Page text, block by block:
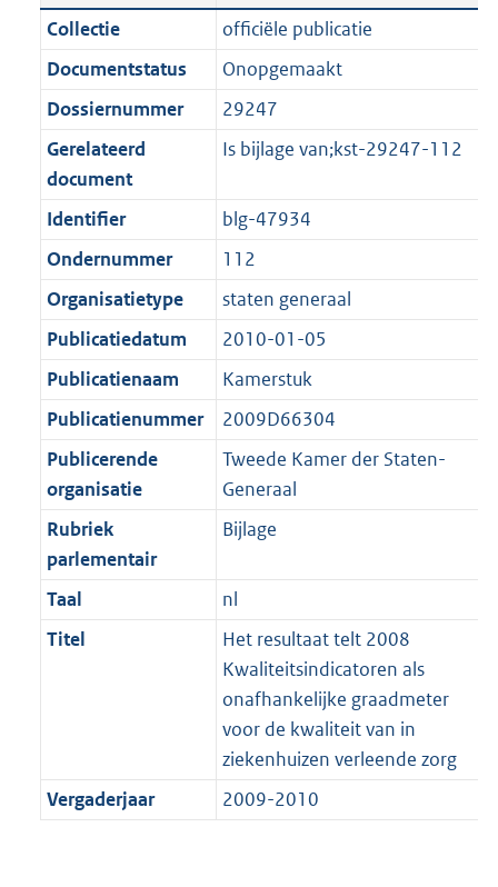
c
t
i
e
i
f
o
r
m
a
a
t
t
:
1
,
8
M
b
n
d
s
r
o
o
t
e
:
1
K
b
a
n
d
g
r
o
o
t
e
:
1
K
b
Collectie
officiële publicatie
Documentstatus
Onopgemaakt
Dossiernummer
29247
Gerelateerd
document
Is bijlage van;kst-29247-112
Identifier
blg-47934
Ondernummer
112
Organisatietype
staten generaal
Publicatiedatum
2010-01-05
Publicatienaam
Kamerstuk
Publicatienummer
2009D66304
Publicerende
organisatie
Tweede Kamer der Staten-
Generaal
Rubriek
parlementair
Bijlage
Taal
nl
Titel
Het resultaat telt 2008
Kwaliteitsindicatoren als
onafhankelijke graadmeter
voor de kwaliteit van in
ziekenhuizen verleende zorg
Vergaderjaar
2009-2010